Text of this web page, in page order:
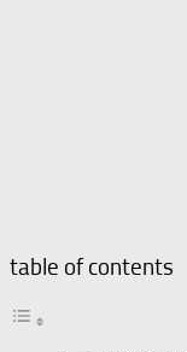
table of contents